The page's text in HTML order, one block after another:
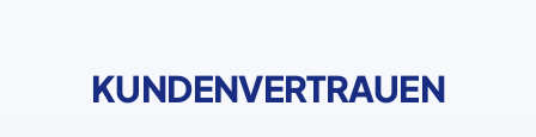
KUNDENVERTRAUEN